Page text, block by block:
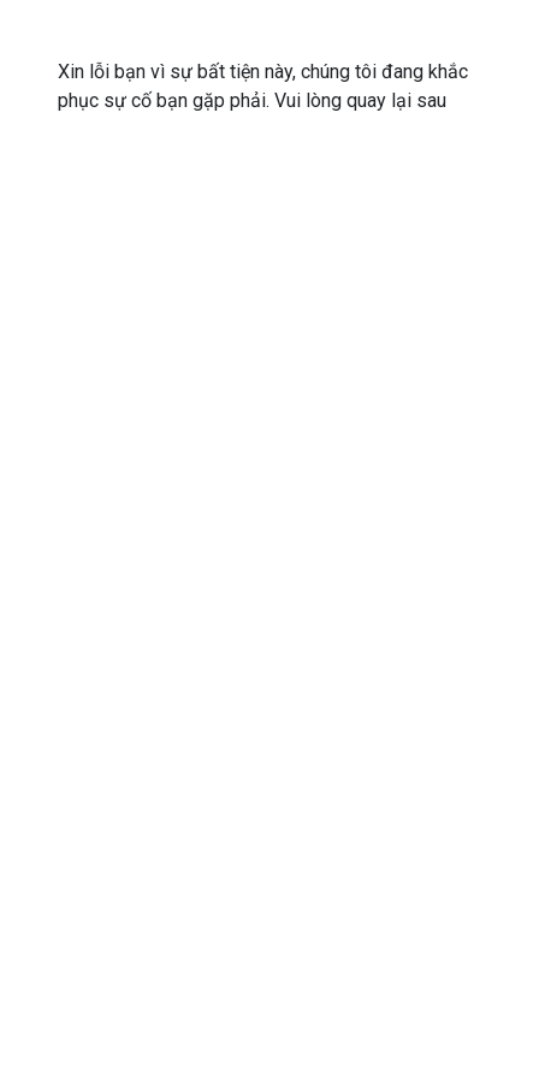
Xin lỗi bạn vì sự bất tiện này, chúng tôi đang khắc
phục sự cố bạn gặp phải. Vui lòng quay lại sau